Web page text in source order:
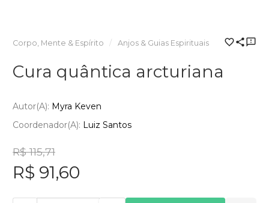
Corpo, Mente & Espírito Anjos & Guias Espirituais
Cura quântica arcturiana
Autor(a): Myra Keven
Coordenador(a): Luiz Santos
R$ 115,71
R$ 91,60